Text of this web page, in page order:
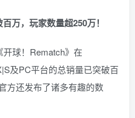
万，玩家数量超250万！
球！Rematch》在
及PC平台的总销量已突破百
方还发布了诸多有趣的数